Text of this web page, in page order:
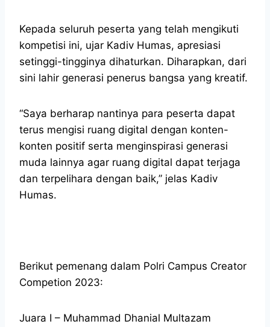
Kepada seluruh peserta yang telah mengikuti
kompetisi ini, ujar Kadiv Humas, apresiasi
setinggi-tingginya dihaturkan. Diharapkan, dari
sini lahir generasi penerus bangsa yang kreatif.
“Saya berharap nantinya para peserta dapat
terus mengisi ruang digital dengan konten-
konten positif serta menginspirasi generasi
muda lainnya agar ruang digital dapat terjaga
dan terpelihara dengan baik,” jelas Kadiv
Humas.
Berikut pemenang dalam Polri Campus Creator
Competion 2023:
Juara I – Muhammad Dhanial Multazam